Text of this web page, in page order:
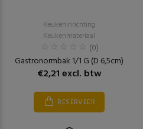
Keukeninrichting
Keukenmateriaal
(0)
Gastronormbak 1/1 G (D 6,5cm)
€2,21 excl. btw
RESERVEER